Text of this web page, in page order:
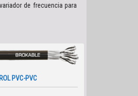
de frecuencia para
PVC-PVC